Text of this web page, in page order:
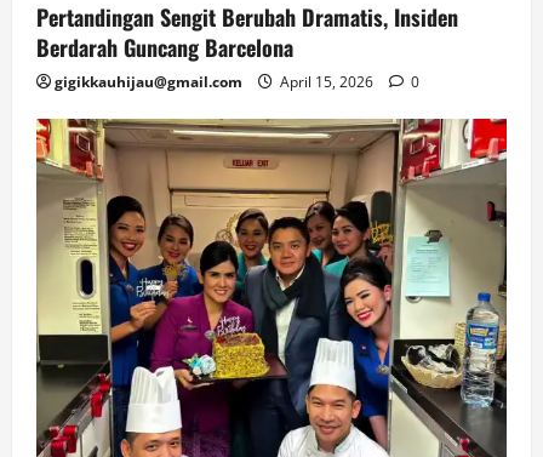
Pertandingan Sengit Berubah Dramatis, Insiden
Berdarah Guncang Barcelona
gigikkauhijau@gmail.com April 15, 2026 0